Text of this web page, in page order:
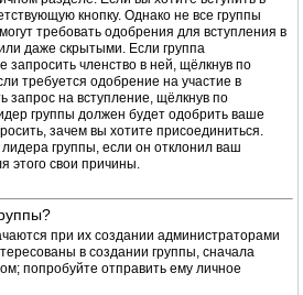
кнопку. Однако не все группы
требовать одобрения для вступления в
даже скрытыми. Если группа
членство в ней, щёлкнув по
требуется одобрение на участие в
запрос на вступление, щёлкнув по
группы должен будет одобрить ваше
зачем вы хотите присоединиться.
группы, если он отклонил ваш
этого свои причины.
при их создании администраторами
в создании группы, сначала
попробуйте отправить ему личное